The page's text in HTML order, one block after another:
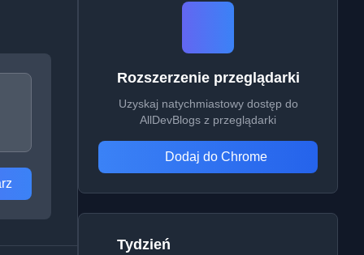
Rozszerzenie przeglądarki
Uzyskaj natychmiastowy dostęp do
AllDevBlogs z przeglądarki
Dodaj do Chrome
Tydzień